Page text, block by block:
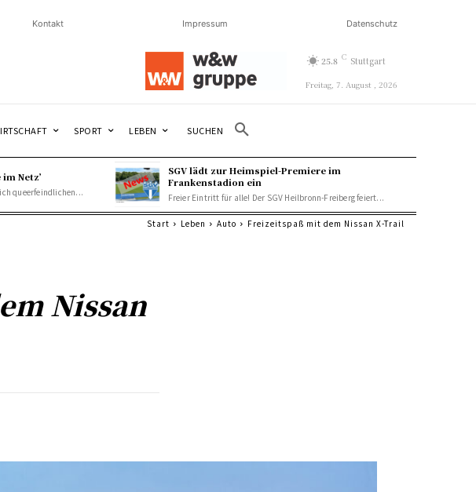
Kontakt Impressum Datenschutz
25.8 C Stuttgart
Freitag, 7. August , 2026
SPORT LEBEN SUCHEN
Netz’
queerfeindlichen...
SGV lädt zur Heimspiel-Premiere im
Frankenstadion ein
Freier Eintritt für alle! Der SGV Heilbronn-Freiberg feiert...
Start Leben Auto Freizeitspaß mit dem Nissan X-Trail
Nissan